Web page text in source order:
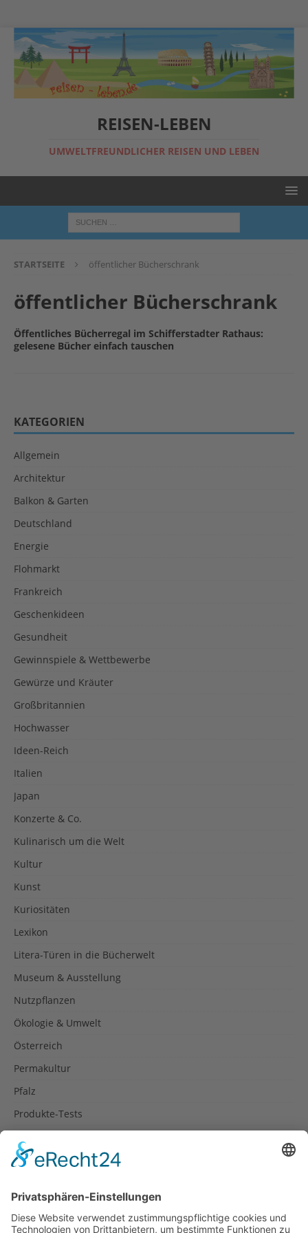
REISEN-LEBEN
UMWELTFREUNDLICHER REISEN UND LEBEN
STARTSEITE öffentlicher Bücherschrank
öffentlicher Bücherschrank
Öffentliches Bücherregal im Schifferstadter Rathaus:
gelesene Bücher einfach tauschen
KATEGORIEN
Allgemein
Architektur
Balkon & Garten
Deutschland
Energie
Flohmarkt
Frankreich
Geschenkideen
Gesundheit
Gewinnspiele & Wettbewerbe
Gewürze und Kräuter
Großbritannien
Hochwasser
Ideen-Reich
Italien
Japan
Konzerte & Co.
Kulinarisch um die Welt
Kultur
Kunst
Kuriositäten
Lexikon
Litera-Türen in die Bücherwelt
Museum & Ausstellung
Nutzpflanzen
Ökologie & Umwelt
Österreich
Permakultur
Pfalz
Produkte-Tests
Rezepte
Spanien
Südtirol